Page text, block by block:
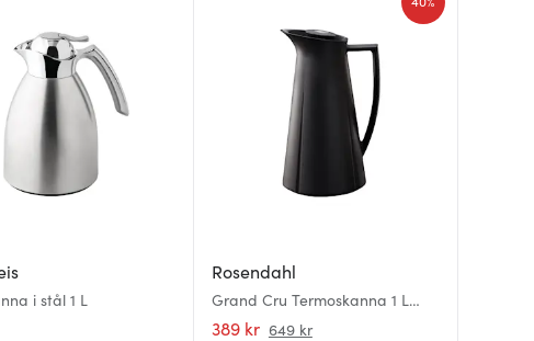
i stål 1 L
Rosendahl
Grand Cru Termoskanna 1 L
Svart
389 kr 649 kr